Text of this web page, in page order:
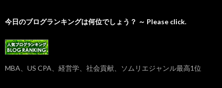
g
r
y
今日のブログランキングは何位でしょう？ ～ Please click.
MBA、US CPA、経営学、社会貢献、ソムリエジャンル最高1位